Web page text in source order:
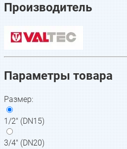
Производитель
Параметры товара
Размер:
1/2" (DN15)
3/4" (DN20)